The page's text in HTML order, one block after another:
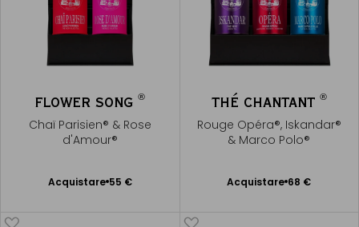
FLOWER SONG®
Chaï Parisien® & Rose
d'Amour®
Acquistare 55 €
Aggiungere
THÉ CHANTANT ®
Rouge Opéra®, Iskandar®
& Marco Polo®
Acquistare 68 €
Aggiungere